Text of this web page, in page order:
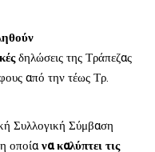
δηλώσεις της Τράπεζας
από την τέως Τρ.
Συλλογική Σύμβαση
οποίανα καλύπτει τις